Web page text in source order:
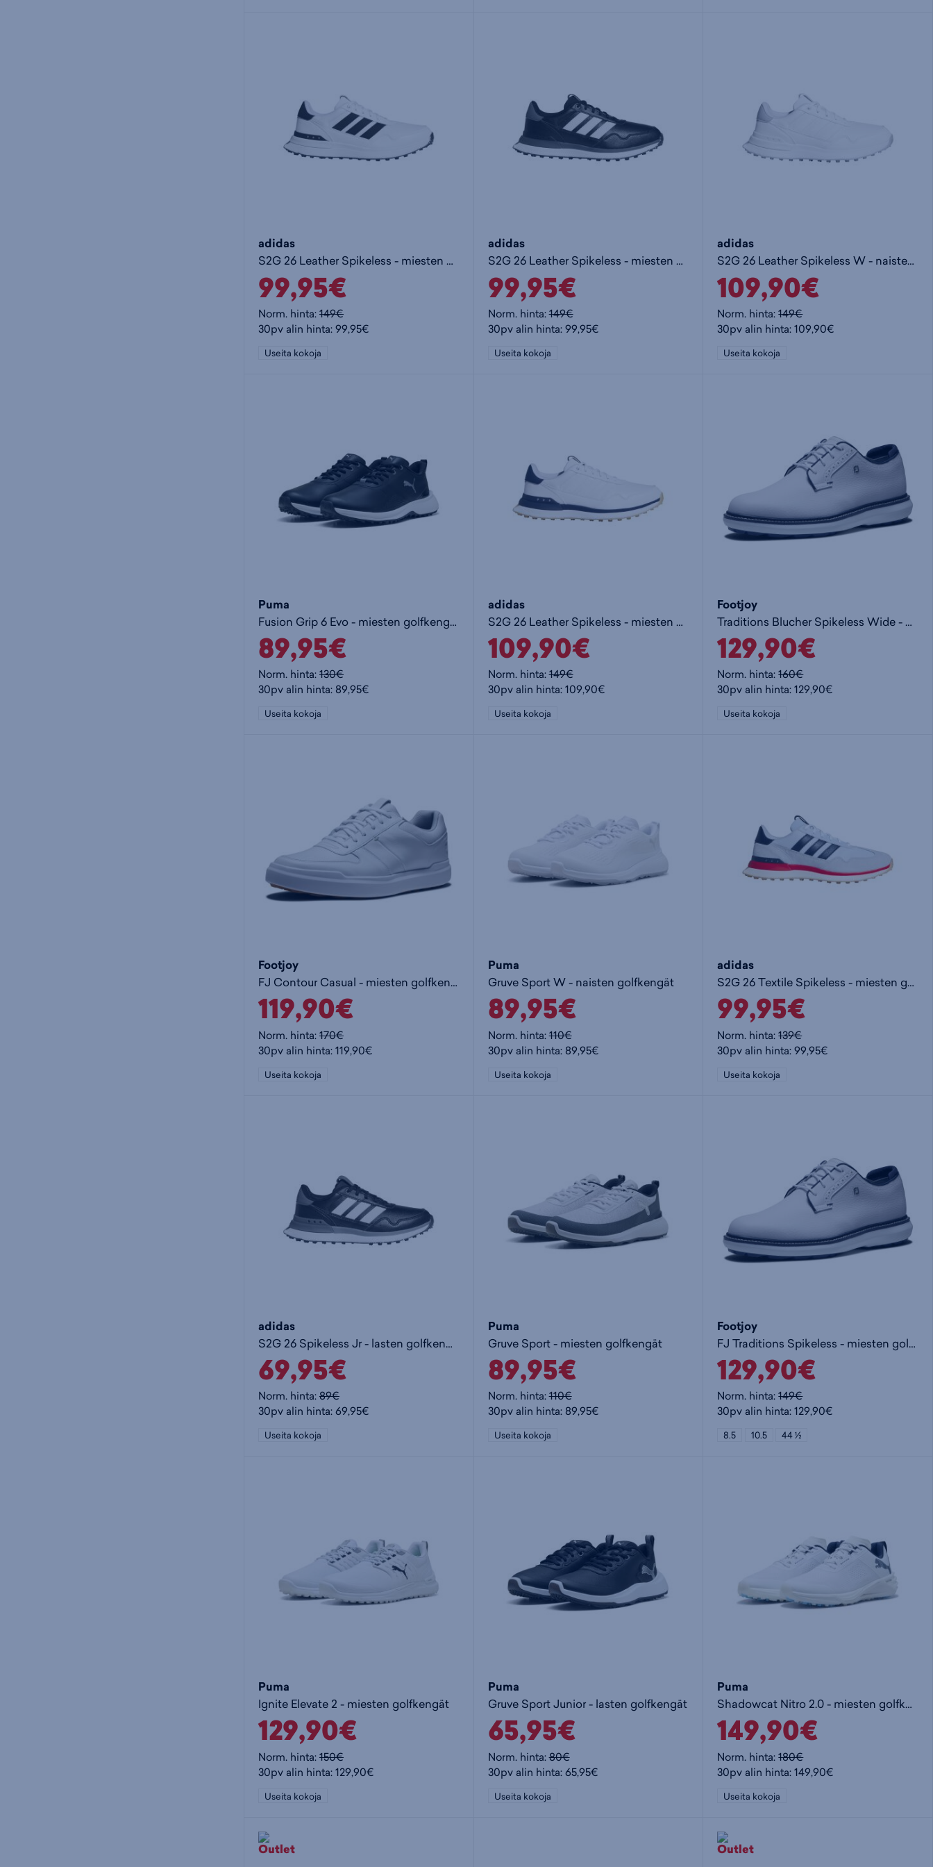
adidas
S2G 26 Leather Spikeless - miesten golfkengät
99,95€
Norm. hinta:149€
30pv alin hinta: 99,95€
Useita kokoja
adidas
S2G 26 Leather Spikeless - miesten golfkengät
99,95€
Norm. hinta:149€
30pv alin hinta: 99,95€
Useita kokoja
adidas
S2G 26 Leather Spikeless W - naisten golfkengät
109,90€
Norm. hinta:149€
30pv alin hinta: 109,90€
Useita kokoja
Puma
Fusion Grip 6 Evo - miesten golfkengät
89,95€
Norm. hinta:130€
30pv alin hinta: 89,95€
Useita kokoja
adidas
S2G 26 Leather Spikeless - miesten golfkengät
109,90€
Norm. hinta:149€
30pv alin hinta: 109,90€
Useita kokoja
Footjoy
Traditions Blucher Spikeless Wide - miesten golfkengät
129,90€
Norm. hinta:160€
30pv alin hinta: 129,90€
Useita kokoja
Footjoy
FJ Contour Casual - miesten golfkengät
119,90€
Norm. hinta:170€
30pv alin hinta: 119,90€
Useita kokoja
Puma
Gruve Sport W - naisten golfkengät
89,95€
Norm. hinta:110€
30pv alin hinta: 89,95€
Useita kokoja
adidas
S2G 26 Textile Spikeless - miesten golfkengät
99,95€
Norm. hinta:139€
30pv alin hinta: 99,95€
Useita kokoja
adidas
S2G 26 Spikeless Jr - lasten golfkengät
69,95€
Norm. hinta:89€
30pv alin hinta: 69,95€
Useita kokoja
Puma
Gruve Sport - miesten golfkengät
89,95€
Norm. hinta:110€
30pv alin hinta: 89,95€
Useita kokoja
Footjoy
FJ Traditions Spikeless - miesten golfkengät
129,90€
Norm. hinta:149€
30pv alin hinta: 129,90€
8.5 10.5 44 ½
Puma
Ignite Elevate 2 - miesten golfkengät
129,90€
Norm. hinta:150€
30pv alin hinta: 129,90€
Useita kokoja
Puma
Gruve Sport Junior - lasten golfkengät
65,95€
Norm. hinta:80€
30pv alin hinta: 65,95€
Useita kokoja
Puma
Shadowcat Nitro 2.0 - miesten golfkengät
149,90€
Norm. hinta:180€
30pv alin hinta: 149,90€
Useita kokoja